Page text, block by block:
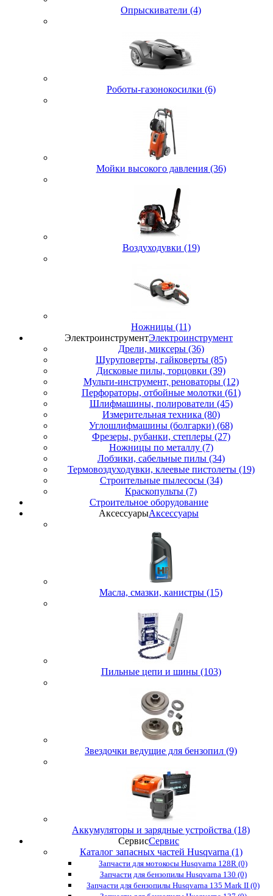
Опрыскиватели (4)
Роботы-газонокосилки (6)
Мойки высокого давления (36)
Воздуходувки (19)
Ножницы (11)
ЭлектроинструментЭлектроинструмент
Дрели, миксеры (36)
Шуруповерты, гайковерты (85)
Дисковые пилы, торцовки (39)
Мульти-инструмент, реноваторы (12)
Перфораторы, отбойные молотки (61)
Шлифмашины, полирователи (45)
Измерительная техника (80)
Углошлифмашины (болгарки) (68)
Фрезеры, рубанки, степлеры (27)
Ножницы по металлу (7)
Лобзики, сабельные пилы (34)
Термовоздуходувки, клеевые пистолеты (19)
Строительные пылесосы (34)
Краскопульты (7)
Строительное оборудование
АксессуарыАксессуары
Масла, смазки, канистры (15)
Пильные цепи и шины (103)
Звездочки ведущие для бензопил (9)
Аккумуляторы и зарядные устройства (18)
СервисСервис
Каталог запасных частей Husqvarna (1)
Запчасти для мотокосы Husqvarna 128R (0)
Запчасти для бензопилы Husqvarna 130 (0)
Запчасти для бензопилы Husqvarna 135 Mark II (0)